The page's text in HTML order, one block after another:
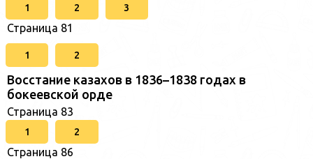
1 2 3
Страница 81
1 2
Восстание казахов в 1836–1838 годах в
бокеевской орде
Страница 83
1 2
Страница 86